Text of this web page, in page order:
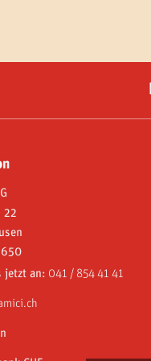
22
jetzt an: 041 / 854 41 41